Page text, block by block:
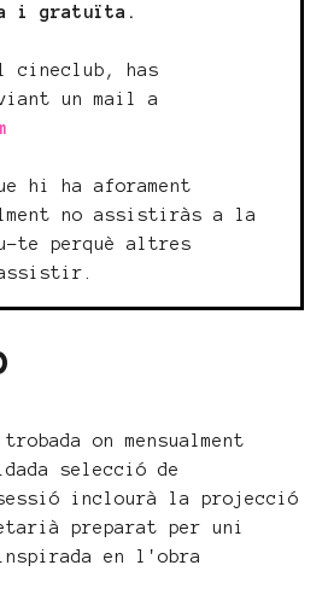
i gratuïta.
cineclub, has
un mail a
hi ha aforament
no assistiràs a la
te perquè altres
on mensualment
selecció de
inclourà la projecció
preparat per uni
en l'obra